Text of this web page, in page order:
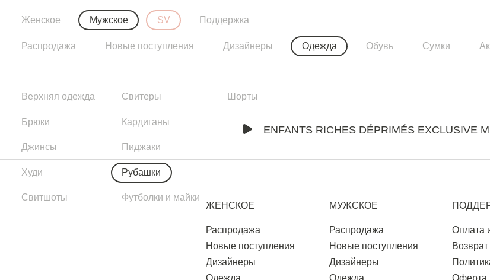
Женское Мужское SV Поддержка
Распродажа Новые поступления Дизайнеры Одежда Обувь Сумки
Верхняя одежда
Брюки
Джинсы
Худи
Свитшоты
Свитеры
Кардиганы
Пиджаки
Рубашки
Футболки и майки
Шорты
ENFANTS RICHES DÉPRIMÉS EXCLUSIVE
ЖЕНСКОЕ
Распродажа
Новые поступления
Дизайнеры
Одежда
МУЖСКОЕ
Распродажа
Новые поступления
Дизайнеры
Одежда
Оплата
Возврат
Оферта